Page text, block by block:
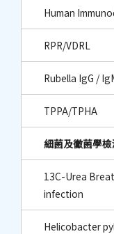
Human
RPR/VDRL
Rubella IgG /
TPPA/TPHA
細菌及黴菌學檢
13C-Urea
infection
Helicobacter